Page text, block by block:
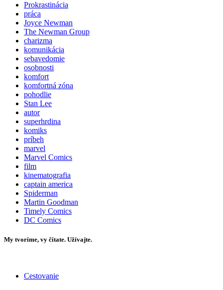
Prokrastinácia
práca
Joyce Newman
The Newman Group
charizma
komunikácia
sebavedomie
osobnosti
komfort
komfortná zóna
pohodlie
Stan Lee
autor
superhrdina
komiks
príbeh
marvel
Marvel Comics
film
kinematografia
captain america
Spiderman
Martin Goodman
Timely Comics
DC Comics
My tvoríme, vy čítate. Užívajte.
Cestovanie